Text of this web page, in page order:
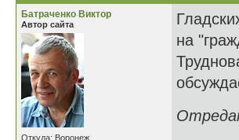
Батраченко Виктор
Автор сайта
Откуда: Воронеж
на